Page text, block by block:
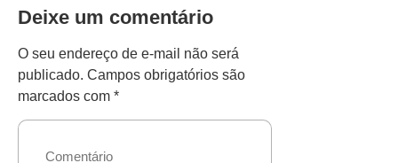
Deixe um comentário
O seu endereço de e-mail não será
publicado. Campos obrigatórios são
marcados com *